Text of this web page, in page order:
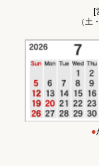
[
（土
●